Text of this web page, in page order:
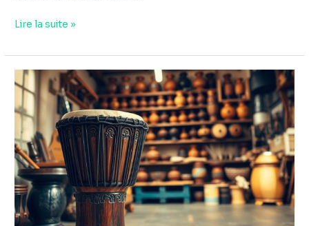
Lire la suite »
Où
acheter
un
djembé
:
magasin,
internet,
artisan,
que